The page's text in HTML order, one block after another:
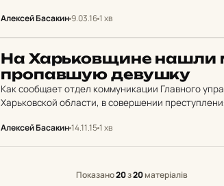
Алексей Басакин9.03.161 хв
На Харь­ков­щи­не нашли
про­пав­шую де­вуш­ку
Как сообщает отдел коммуникации Главного
Харьковской области, в совершении
пропаже…
Алексей Басакин14.11.151 хв
Показано20з20матеріалів